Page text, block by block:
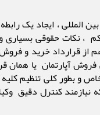
، ایجاد یک
نکات حقوقی بسیاری
خرید و فروش
آپارتمان یا همان
و بطور کلی تنظیم
کنترل دقیق